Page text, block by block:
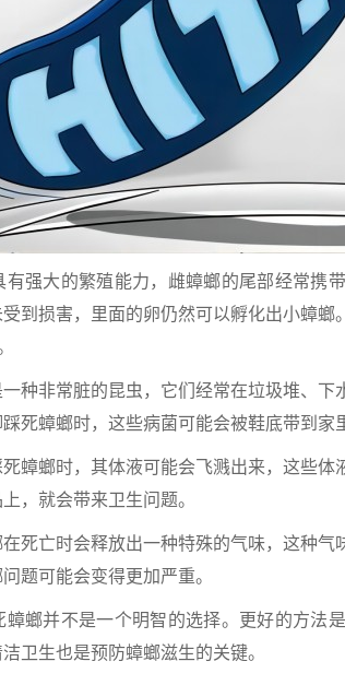
大的繁殖能力，雌蟑螂的尾部经常携
到损害，里面的卵仍然可以孵化出小蟑
非常脏的昆虫，它们经常在垃圾堆、下
死蟑螂时，这些病菌可能会被鞋底带到家
螂时，其体液可能会飞溅出来，这些体
，就会带来卫生问题。
亡时会释放出一种特殊的气味，这种气
题可能会变得更加严重。
并不是一个明智的选择。更好的方法
卫生也是预防蟑螂滋生的关键。